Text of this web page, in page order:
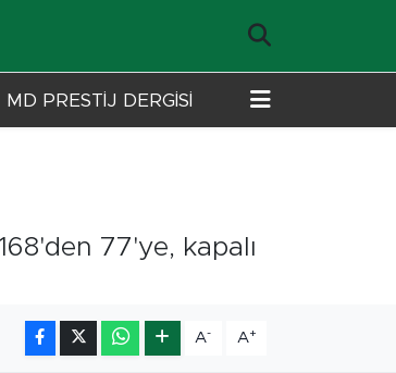
MD PRESTİJ DERGİSİ
77'ye, kapalı
A- A+